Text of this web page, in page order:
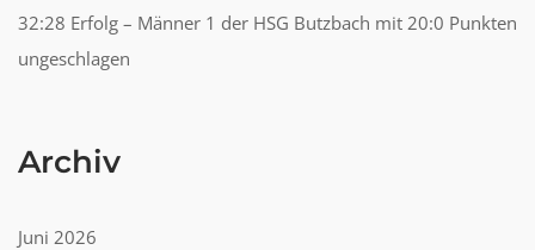
32:28 Erfolg – Männer 1 der HSG Butzbach mit 20:0 Punkten
ungeschlagen
Archiv
Juni 2026